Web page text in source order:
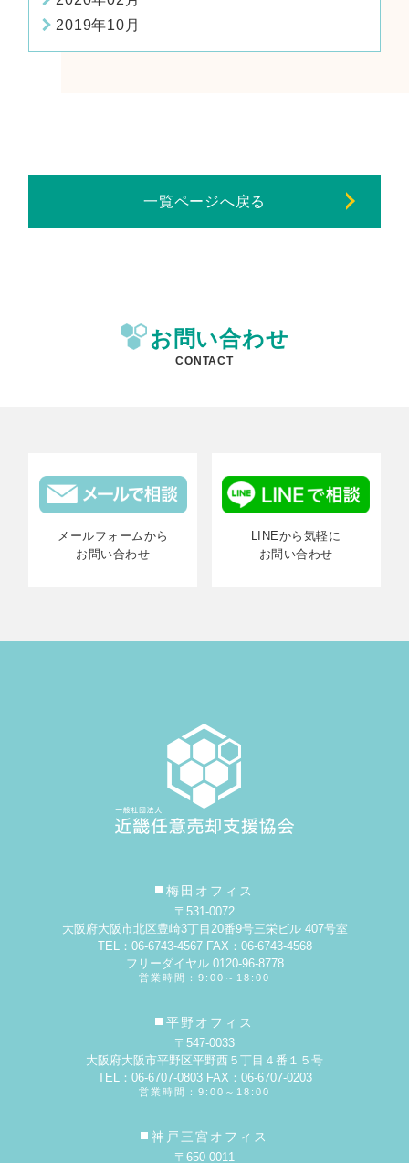
2019年10月
一覧ページへ戻る
お問い合わせ
CONTACT
メールフォームから
お問い合わせ
LINEから気軽に
お問い合わせ
梅田オフィス
〒531-0072
大阪府大阪市北区豊崎3丁目20番9号三栄ビル 407号室
TEL：06-6743-4567 FAX：06-6743-4568
フリーダイヤル 0120-96-8778
営業時間：9:00～18:00
平野オフィス
〒547-0033
大阪府大阪市平野区平野西５丁目４番１５号
TEL：06-6707-0803 FAX：06-6707-0203
営業時間：9:00～18:00
神戸三宮オフィス
〒650-0011